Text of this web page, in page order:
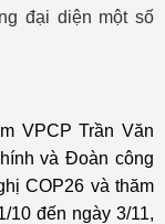
đại diện một số
VPCP Trần Văn
và Đoàn công
COP26 và thăm
10 đến ngày 3/11,